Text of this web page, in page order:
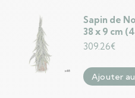
Sapin de
38 x 9 cm
309.26€
Ajouter